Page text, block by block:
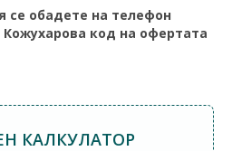
се обадете на телефон
Кожухарова код на офертата
КАЛКУЛАТОР